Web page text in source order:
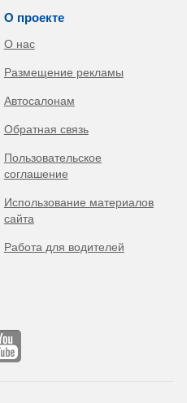
О проекте
О нас
Размещение рекламы
Автосалонам
Обратная связь
Пользовательское
соглашение
Использование материалов
сайта
Работа для водителей